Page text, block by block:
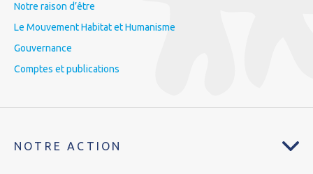
Notre raison d’être
Le Mouvement Habitat et Humanisme
Gouvernance
Comptes et publications
NOTRE ACTION